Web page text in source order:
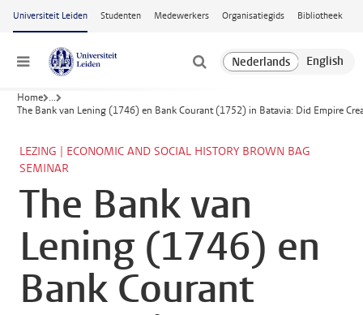
Ga naar hoofdinhoud
Universiteit Leiden Studenten Medewerkers Organisatiegids Bibliotheek
Menu
Home ...
The Bank van Lening (1746) en Bank Courant (1752) in Batavia: Did Empire
LEZING | ECONOMIC AND SOCIAL HISTORY BROWN BAG
SEMINAR
The Bank van
Lening (1746) en
Bank Courant